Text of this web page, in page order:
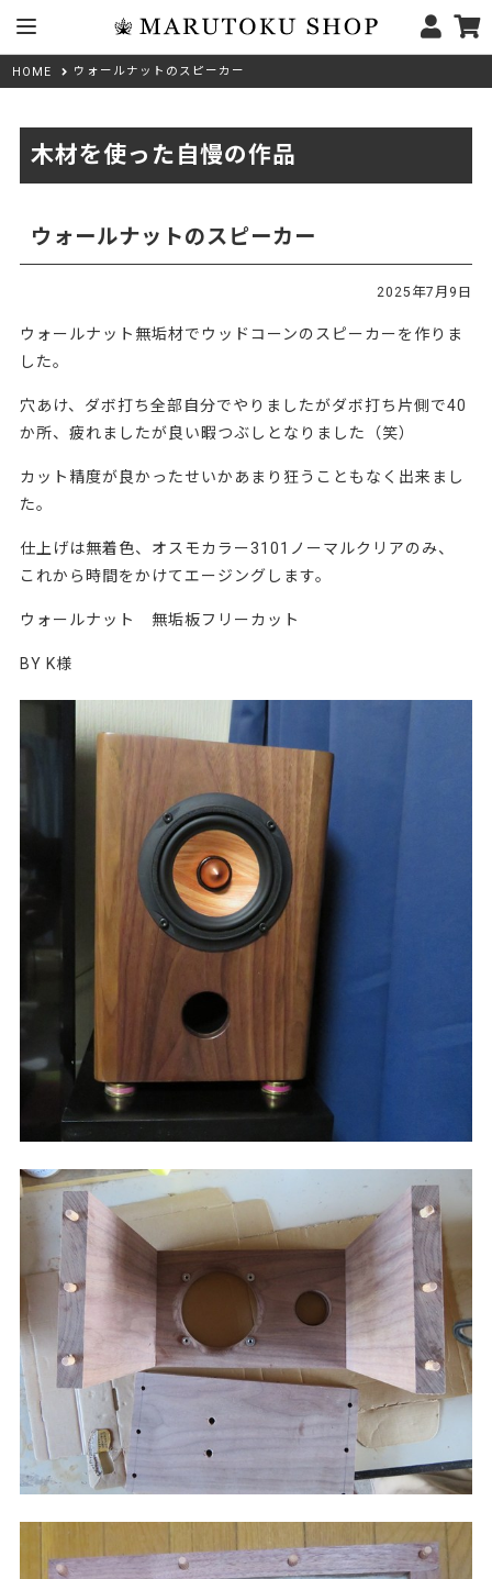
HOME ウォールナットのスピーカー
木材を使った自慢の作品
ウォールナットのスピーカー
2025年7月9日
ウォールナット無垢材でウッドコーンのスピーカーを作りま
した。
穴あけ、ダボ打ち全部自分でやりましたがダボ打ち片側で40
か所、疲れましたが良い暇つぶしとなりました（笑）
カット精度が良かったせいかあまり狂うこともなく出来まし
た。
仕上げは無着色、オスモカラー3101ノーマルクリアのみ、
これから時間をかけてエージングします。
ウォールナット 無垢板フリーカット
BY K様